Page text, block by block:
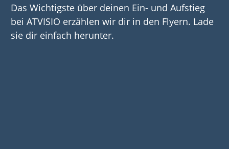
Das Wichtigste über deinen Ein- und Aufstieg
bei ATVISIO erzählen wir dir in den Flyern. Lade
sie dir einfach herunter.